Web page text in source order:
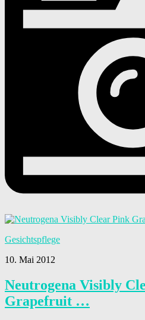
Gesichtspflege
10. Mai 2012
Neutrogena Visibly
Grapefruit …